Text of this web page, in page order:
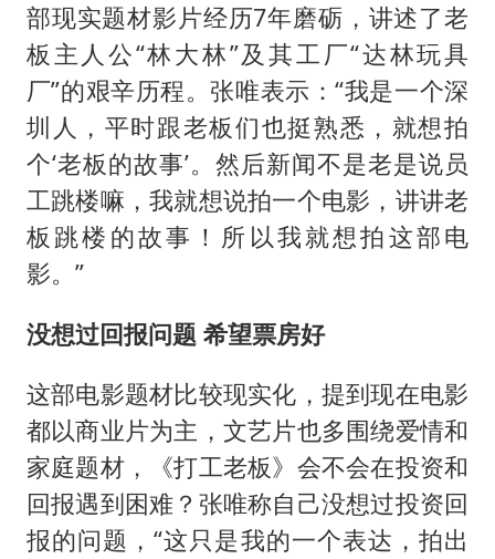
部现实题材影片经历7年磨砺，讲述了老
板主人公“林大林”及其工厂“达林玩具
厂”的艰辛历程。张唯表示：“我是一个深
圳人，平时跟老板们也挺熟悉，就想拍
个‘老板的故事’。然后新闻不是老是说员
工跳楼嘛，我就想说拍一个电影，讲讲老
板跳楼的故事！所以我就想拍这部电
影。”
没想过回报问题 希望票房好
这部电影题材比较现实化，提到现在电影
都以商业片为主，文艺片也多围绕爱情和
家庭题材，《打工老板》会不会在投资和
回报遇到困难？张唯称自己没想过投资回
报的问题，“这只是我的一个表达，拍出